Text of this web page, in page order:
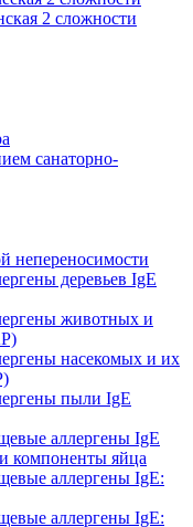
2 сложности
санаторно-
непереносимости
деревьев IgE
животных и
насекомых и их
пыли IgE
аллергены IgE
компоненты яйца
аллергены IgE:
аллергены IgE: